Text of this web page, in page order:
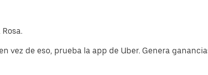
vez de eso, prueba la app de Uber. Genera